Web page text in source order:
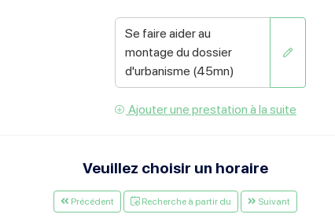
Choisissez votre abonnement :
Alertes Mail